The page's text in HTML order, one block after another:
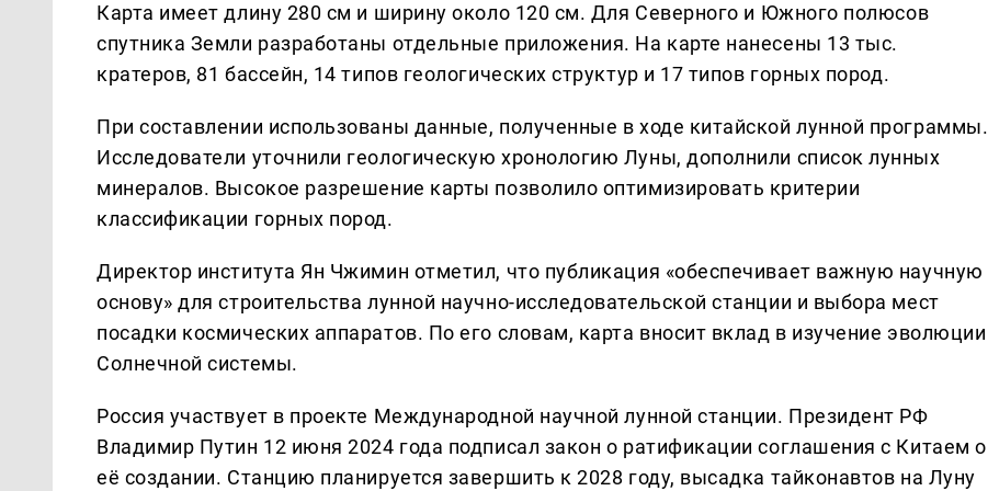
Карта имеет длину 280 см и ширину около 120 см. Для Северного и Южного полюсов
спутника Земли разработаны отдельные приложения. На карте нанесены 13 тыс.
кратеров, 81 бассейн, 14 типов геологических структур и 17 типов горных пород.
При составлении использованы данные, полученные в ходе китайской лунной программы.
Исследователи уточнили геологическую хронологию Луны, дополнили список лунных
минералов. Высокое разрешение карты позволило оптимизировать критерии
классификации горных пород.
Директор института Ян Чжимин отметил, что публикация «обеспечивает важную научную
основу» для строительства лунной научно-исследовательской станции и выбора мест
посадки космических аппаратов. По его словам, карта вносит вклад в изучение эволюции
Солнечной системы.
Россия участвует в проекте Международной научной лунной станции. Президент РФ
Владимир Путин 12 июня 2024 года подписал закон о ратификации соглашения с Китаем о
её создании. Станцию планируется завершить к 2028 году, высадка тайконавтов на Луну